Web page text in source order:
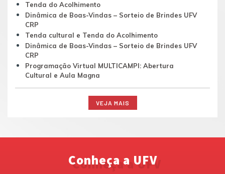
Tenda do Acolhimento
Dinâmica de Boas-Vindas – Sorteio de Brindes UFV
CRP
Tenda cultural e Tenda do Acolhimento
Dinâmica de Boas-Vindas – Sorteio de Brindes UFV
CRP
Programação Virtual MULTICAMPI: Abertura
Cultural e Aula Magna
VEJA MAIS
Conheça a UFV